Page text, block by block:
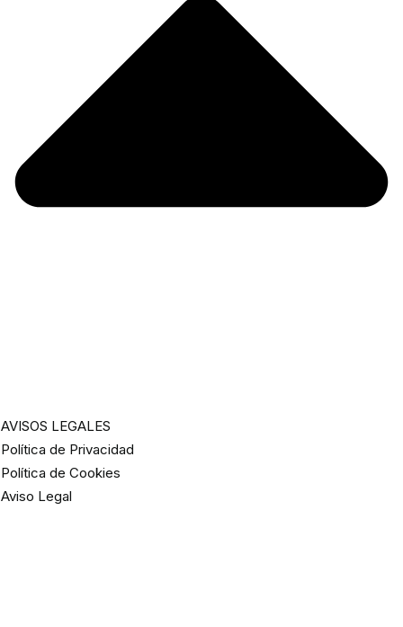
AVISOS LEGALES
Política de Privacidad
Política de Cookies
Aviso Legal